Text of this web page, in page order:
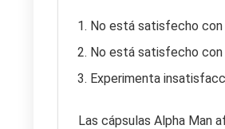
No está satisfecho con
No está satisfecho con
Experimenta
Las cápsulas Alpha Man